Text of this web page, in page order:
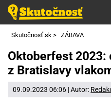
Skutočnosť.sk > ZÁBAVA
Oktoberfest 2023:
z Bratislavy
09.09.2023 06:06 | Autor: